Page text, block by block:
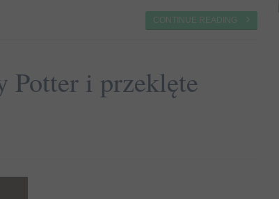
CONTINUE READING
Potter i przeklęte